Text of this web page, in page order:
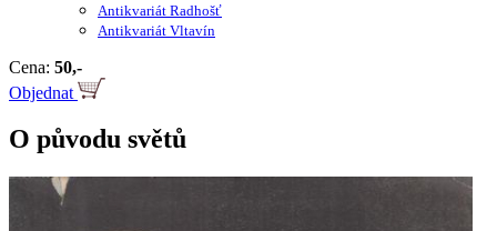
Antikvariát Radhošť
Antikvariát Vltavín
Cena: 50,-
Objednat
O původu světů